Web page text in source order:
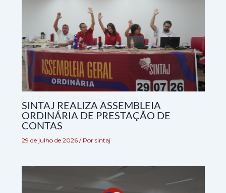
SINTAJ REALIZA ASSEMBLEIA
ORDINÁRIA DE PRESTAÇÃO DE
CONTAS
29 de julho de 2026 / Por sintaj